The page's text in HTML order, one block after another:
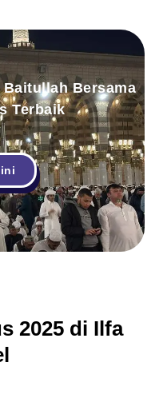
Bersama
Terbaik
2025 di Ilfa